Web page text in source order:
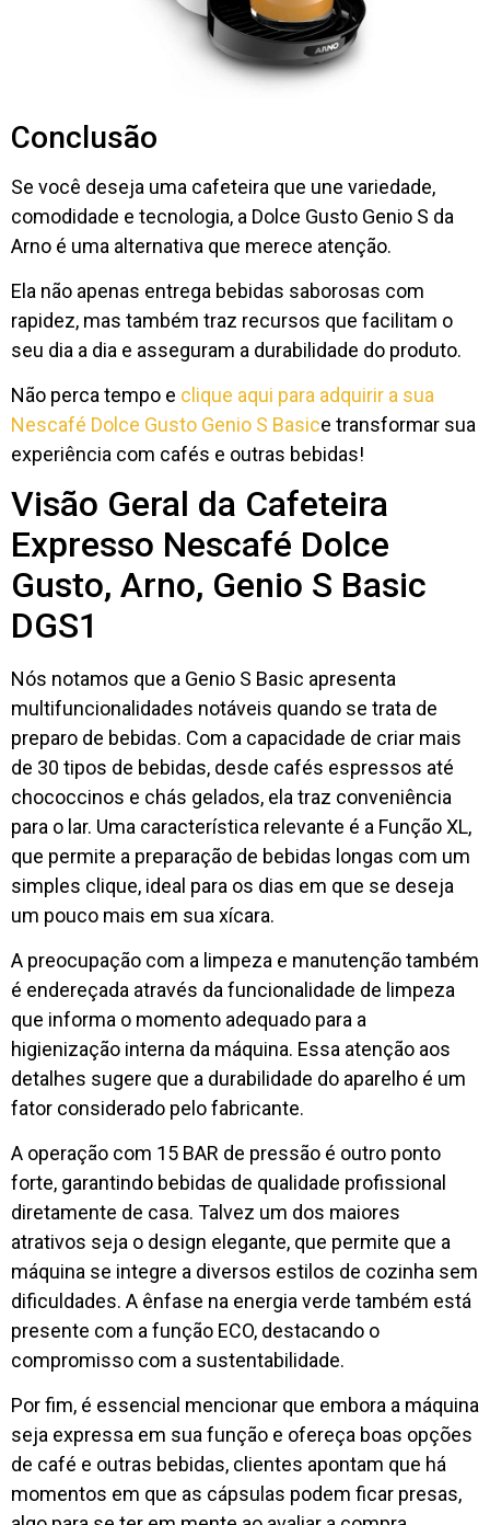
Conclusão
Se você deseja uma cafeteira que une variedade,
comodidade e tecnologia, a Dolce Gusto Genio S da
Arno é uma alternativa que merece atenção.
Ela não apenas entrega bebidas saborosas com
rapidez, mas também traz recursos que facilitam o
seu dia a dia e asseguram a durabilidade do produto.
Não perca tempo e clique aqui para adquirir a sua
Nescafé Dolce Gusto Genio S Basice transformar sua
experiência com cafés e outras bebidas!
Visão Geral da Cafeteira
Expresso Nescafé Dolce
Gusto, Arno, Genio S Basic
DGS1
Nós notamos que a Genio S Basic apresenta
multifuncionalidades notáveis quando se trata de
preparo de bebidas. Com a capacidade de criar mais
de 30 tipos de bebidas, desde cafés espressos até
chococcinos e chás gelados, ela traz conveniência
para o lar. Uma característica relevante é a Função XL,
que permite a preparação de bebidas longas com um
simples clique, ideal para os dias em que se deseja
um pouco mais em sua xícara.
A preocupação com a limpeza e manutenção também
é endereçada através da funcionalidade de limpeza
que informa o momento adequado para a
higienização interna da máquina. Essa atenção aos
detalhes sugere que a durabilidade do aparelho é um
fator considerado pelo fabricante.
A operação com 15 BAR de pressão é outro ponto
forte, garantindo bebidas de qualidade profissional
diretamente de casa. Talvez um dos maiores
atrativos seja o design elegante, que permite que a
máquina se integre a diversos estilos de cozinha sem
dificuldades. A ênfase na energia verde também está
presente com a função ECO, destacando o
compromisso com a sustentabilidade.
Por fim, é essencial mencionar que embora a máquina
seja expressa em sua função e ofereça boas opções
de café e outras bebidas, clientes apontam que há
momentos em que as cápsulas podem ficar presas,